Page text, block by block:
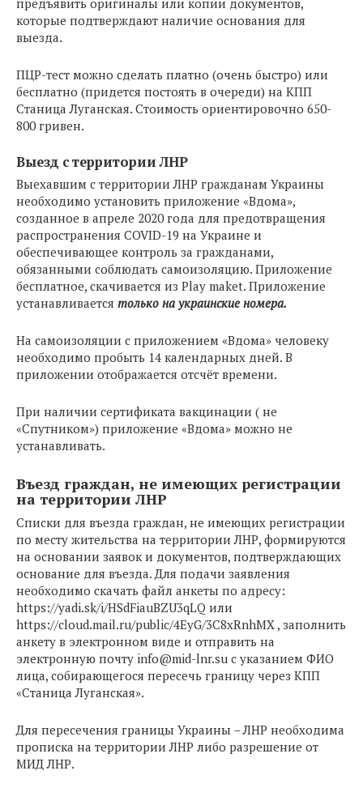
предъявить оригиналы или копии документов,
которые подтверждают наличие основания для
выезда.
ПЦР-тест можно сделать платно (очень быстро) или
бесплатно (придется постоять в очереди) на КПП
Станица Луганская. Стоимость ориентировочно 650-
800 гривен.
Выезд с территории ЛНР
Выехавшим с территории ЛНР гражданам Украины
необходимо установить приложение «Вдома»,
созданное в апреле 2020 года для предотвращения
распространения COVID-19 на Украине и
обеспечивающее контроль за гражданами,
обязанными соблюдать самоизоляцию. Приложение
бесплатное, скачивается из Play maket. Приложение
устанавливается только на украинские номера.
На самоизоляции с приложением «Вдома» человеку
необходимо пробыть 14 календарных дней. В
приложении отображается отсчёт времени.
При наличии сертификата вакцинации ( не
«Спутником») приложение «Вдома» можно не
устанавливать.
Въезд граждан, не имеющих регистрации
на территории ЛНР
Списки для въезда граждан, не имеющих регистрации
по месту жительства на территории ЛНР, формируются
на основании заявок и документов, подтверждающих
основание для въезда. Для подачи заявления
необходимо скачать файл анкеты по адресу:
https://yadi.sk/i/HSdFiauBZU3qLQ или
https://cloud.mail.ru/public/4EyG/3C8xRnhMX , заполнить
анкету в электронном виде и отправить на
электронную почту info@mid-lnr.su с указанием ФИО
лица, собирающегося пересечь границу через КПП
«Станица Луганская».
Для пересечения границы Украины – ЛНР необходима
прописка на территории ЛНР либо разрешение от
МИД ЛНР.